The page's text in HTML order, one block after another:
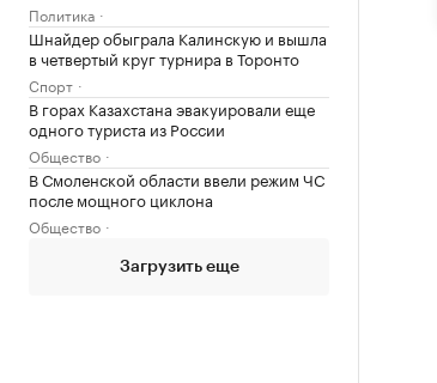
Политика
Шнайдер обыграла Калинскую и вышла
в четвертый круг турнира в Торонто
Спорт
В горах Казахстана эвакуировали еще
одного туриста из России
Общество
В Смоленской области ввели режим ЧС
после мощного циклона
Общество
Загрузить еще